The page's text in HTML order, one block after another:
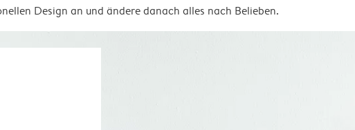
Design an und ändere danach alles nach Belieben.